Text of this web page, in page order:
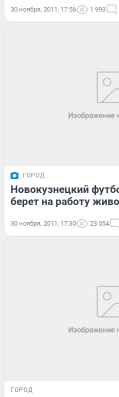
30 ноября, 2011, 17:56 1 993
ГОРОД
Новокузнецкий
берет на работу
30 ноября, 2011, 17:30 23 054
ГОРОД